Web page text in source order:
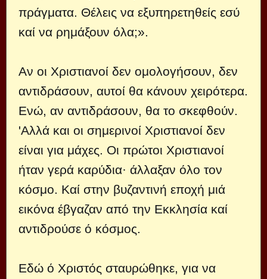
πράγματα. Θέλεις να εξυπηρετηθείς εσύ
καί να ρημάξουν όλα;».
Αν οι Χριστιανοί δεν ομολογήσουν, δεν
αντιδράσουν, αυτοί θα κάνουν χειρότερα.
Ενώ, αν αντιδράσουν, θα το σκεφθούν.
'Αλλά και οι σημερινοί Χριστιανοί δεν
είναι για μάχες. Οι πρώτοι Χριστιανοί
ήταν γερά καρύδια· άλλαξαν όλο τον
κόσμο. Καί στην βυζαντινή εποχή μιά
εικόνα έβγαζαν από την Εκκλησία καί
αντιδρούσε ό κόσμος.
Εδώ ό Χριστός σταυρώθηκε, για να